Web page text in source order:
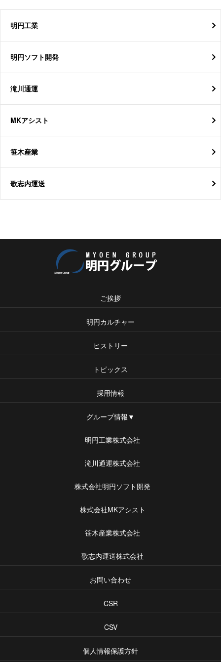
明円工業
明円ソフト開発
滝川通運
MKアシスト
笹木産業
歌志内運送
ご挨拶
明円カルチャー
ヒストリー
トピックス
採用情報
グループ情報▼
明円工業株式会社
滝川通運株式会社
株式会社明円ソフト開発
株式会社MKアシスト
笹木産業株式会社
歌志内運送株式会社
お問い合わせ
CSR
CSV
個人情報保護方針